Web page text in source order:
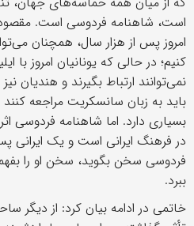
است، شاهنامه فردوسی است. مقصود
امروز پس از هزار سال، همچنان
کنیم؛ در حالی که یونانیان امروز با
نمی‌توانند ارتباط بگیرند و هندیان
باید به زبان سانسکریت مراجعه کنند
بسیاری دارد. اما شاهنامه فردوسی
در فرهنگ ایرانی است و یک ایرانی
فردوسی سخن بگوید، سخن او را
ببرد.
خاتمی در ادامه بیان کرد: از دیگر